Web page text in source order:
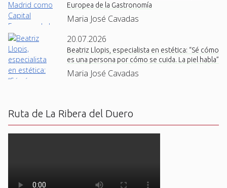
Europea de la Gastronomía
Maria José Cavadas
20.07.2026
Beatriz Llopis, especialista en estética: “Sé cómo
es una persona por cómo se cuida. La piel habla”
Maria José Cavadas
Ruta de La Ribera del Duero